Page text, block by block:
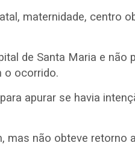
maternidade, centro
de Santa Maria e
o ocorrido.
apurar se havia
não obteve retorno